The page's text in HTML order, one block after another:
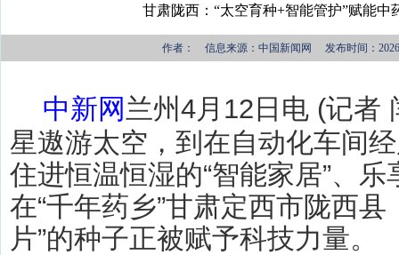
甘肃陇西：“太空育种+智能管护”赋能中
作者： 信息来源：中国新闻网 发布时间：
中新网兰州4月12日电 (记者
星遨游太空，到在自动化车间
住进恒温恒湿的“智能家居”、乐
在“千年药乡”甘肃定西市陇西县
片”的种子正被赋予科技力量。